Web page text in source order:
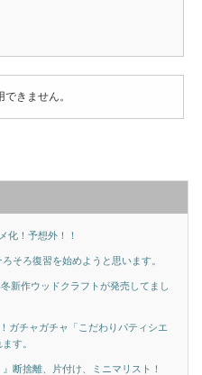
きません。
化！予想外！！
そろ復習を始めようと思います。
新作ウッドクラフトが発売してまし
ガチャガチャ「こだわりパティシエ
す。
断捨離、片付け、ミニマリスト！